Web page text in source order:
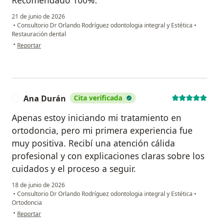
21 de junio de 2026
• Consultorio Dr Orlando Rodríguez odontologia integral y Estética •
Restauración dental
• en opinión del usuario Juan Malaver
Reportar
Ana Durán Cita verificada
Apenas estoy iniciando mi tratamiento en
ortodoncia, pero mi primera experiencia fue
muy positiva. Recibí una atención cálida
profesional y con explicaciones claras sobre los
cuidados y el proceso a seguir.
18 de junio de 2026
• Consultorio Dr Orlando Rodríguez odontologia integral y Estética •
Ortodoncia
• en opinión del usuario Ana Durán
Reportar